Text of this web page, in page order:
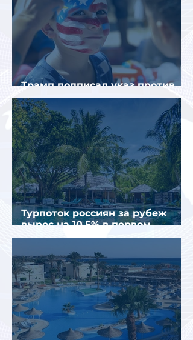
Трамп подписал указ против
«родильного туризма» в США
Турпоток россиян за рубеж
вырос на 10,5% в первом
полугодии 2026 года